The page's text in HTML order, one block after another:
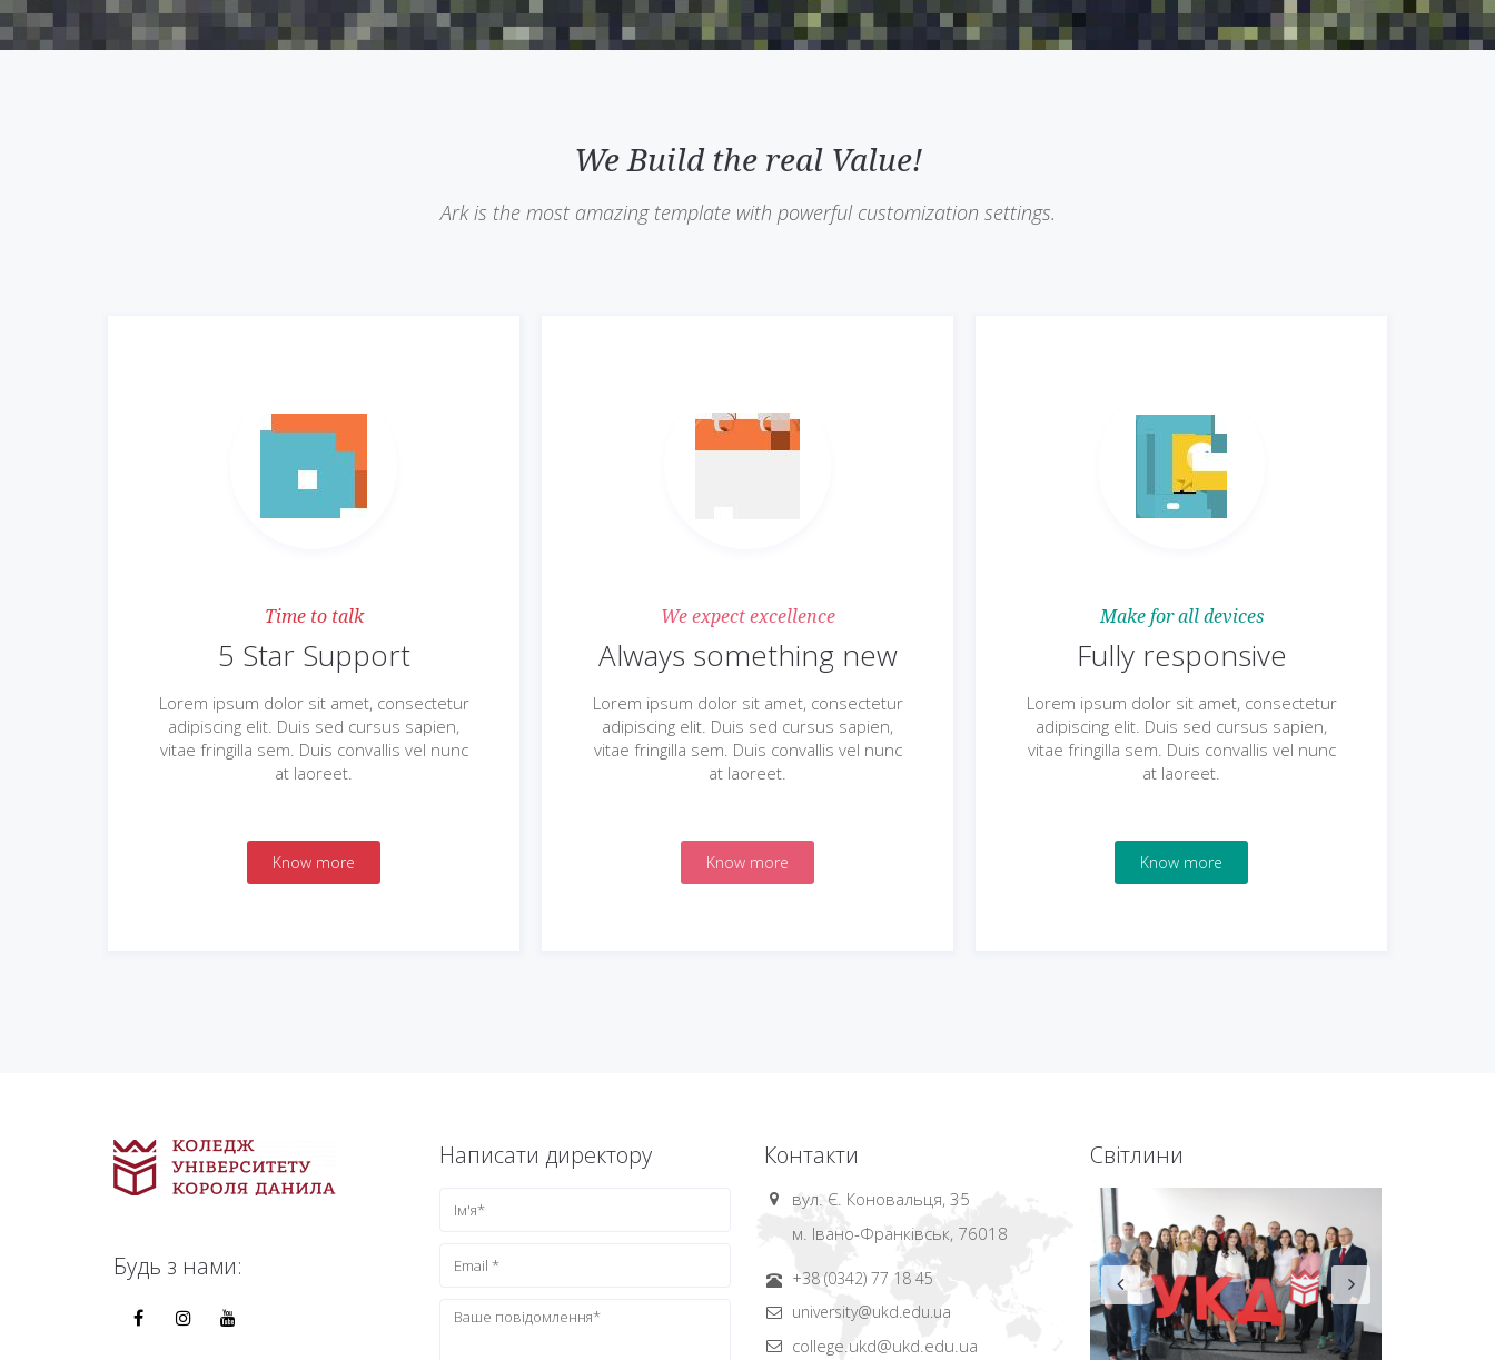
We Build the real Value!
Ark is the most amazing template with powerful customization settings.
Time to talk
5 Star Support
Lorem ipsum dolor sit amet, consectetur
adipiscing elit. Duis sed cursus sapien,
vitae fringilla sem. Duis convallis vel nunc
at laoreet.
Know more
We expect excellence
Always something new
Lorem ipsum dolor sit amet, consectetur
adipiscing elit. Duis sed cursus sapien,
vitae fringilla sem. Duis convallis vel nunc
at laoreet.
Know more
Make for all devices
Fully responsive
Lorem ipsum dolor sit amet, consectetur
adipiscing elit. Duis sed cursus sapien,
vitae fringilla sem. Duis convallis vel nunc
at laoreet.
Know more
Будь з нами:
Написати директору Контакти
вул. Є. Коновальця, 35
м. Івано-Франківськ, 76018
+38 (0342) 77 18 45
university@ukd.edu.ua
college.ukd@ukd.edu.ua
Світлини